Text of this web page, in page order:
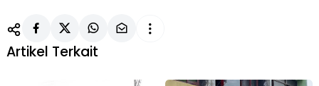
Artikel Terkait